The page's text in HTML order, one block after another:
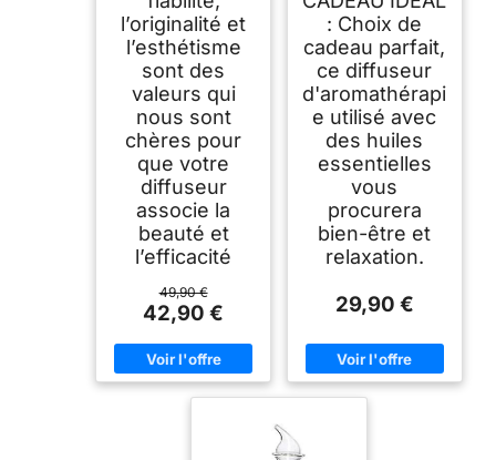
l’originalité et
l’esthétisme
sont des
valeurs qui
nous sont
chères pour
que votre
diffuseur
associe la
beauté et
l’efficacité
49,90 €
42,90 €
: Choix de
cadeau parfait,
ce diffuseur
d'aromathérapi
e utilisé avec
des huiles
essentielles
vous
procurera
bien-être et
relaxation.
29,90 €